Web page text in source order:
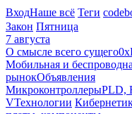
ВходНаше всё Теги
Закон Пятница
7 августа
О смысле всего сущего
Мобильная и
рынокОбъявления
МикроконтроллерыPLD,
VТехнологии